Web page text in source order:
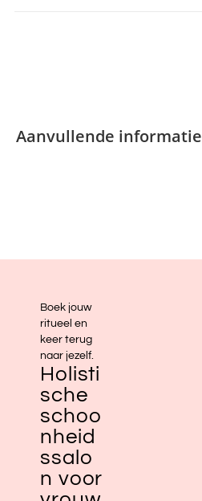
Aanvullende informatie
Boek jouw
ritueel en
keer terug
naar jezelf.
Holisti
sche
schoo
nheid
ssalo
n voor